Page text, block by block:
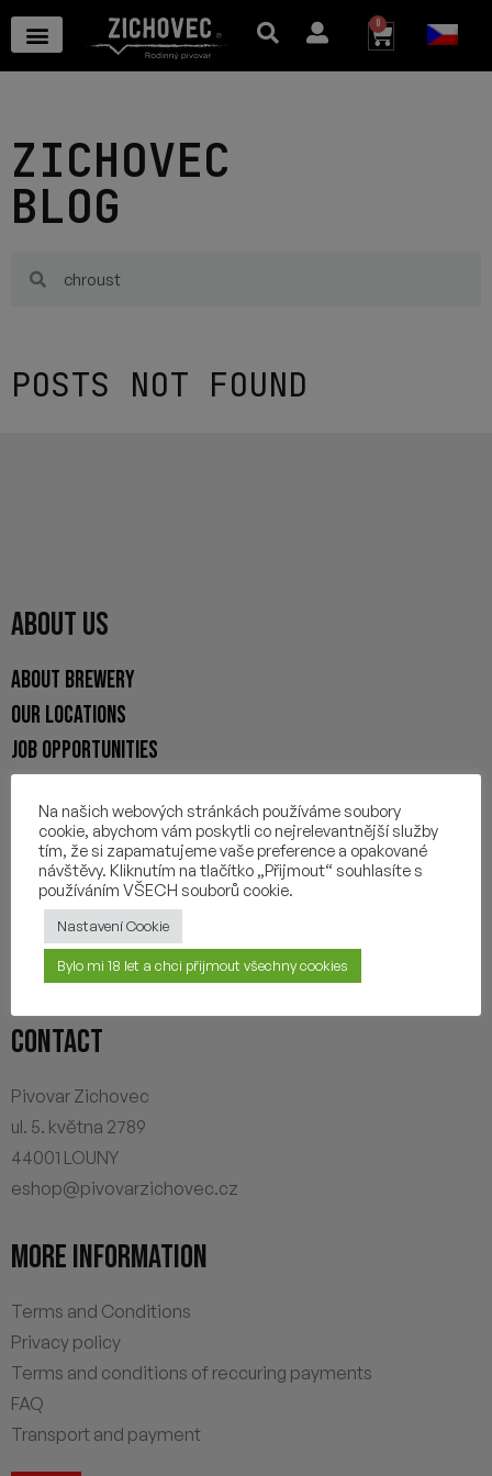
0
ZICHOVEC
BLOG
POSTS NOT FOUND
ABOUT US
ABOUT BREWERY
OUR LOCATIONS
JOB OPPORTUNITIES
CONTACTS
E-SHOP
Our beers
Guests
Beer subscription
Gift vouchers
CONTACT
Pivovar Zichovec
ul. 5. května 2789
44001 LOUNY
eshop@pivovarzichovec.cz
MORE INFORMATION
Terms and Conditions
Privacy policy
Terms and conditions of reccuring payments
FAQ
Transport and payment
Na našich webových stránkách používáme soubory
cookie, abychom vám poskytli co nejrelevantnější služby
tím, že si zapamatujeme vaše preference a opakované
návštěvy. Kliknutím na tlačítko „Přijmout“ souhlasíte s
používáním VŠECH souborů cookie.
Nastavení Cookie
Bylo mi 18 let a chci přijmout všechny cookies